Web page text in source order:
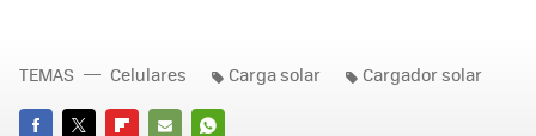
TEMAS Celulares Carga solar Cargador solar